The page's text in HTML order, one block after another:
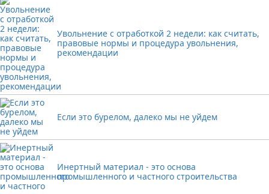
Увольнение с отработкой 2 недели: как считать,
правовые нормы и процедура увольнения,
рекомендации
Если это бурелом, далеко мы не уйдем
Инертный материал - это основа
промышленного и частного строительства